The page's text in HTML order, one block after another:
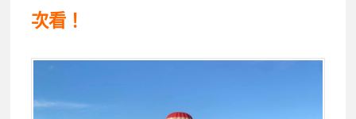
次看！